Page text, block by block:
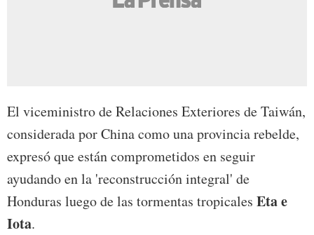
El viceministro de Relaciones Exteriores de Taiwán,
considerada por China como una provincia rebelde,
expresó que están comprometidos en seguir
ayudando en la 'reconstrucción integral' de
Honduras luego de las tormentas tropicales Eta e
Iota.